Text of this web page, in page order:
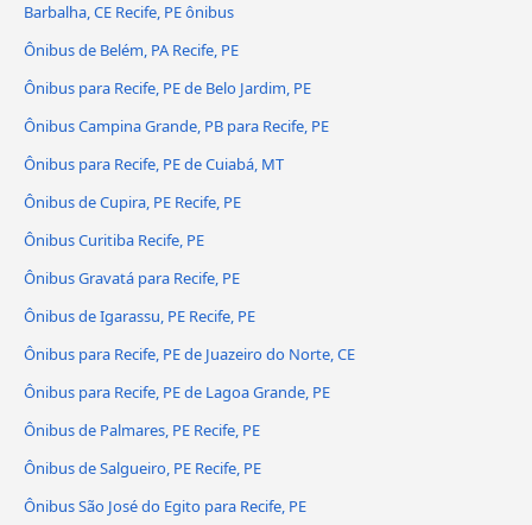
Barbalha, CE Recife, PE ônibus
Ônibus de Belém, PA Recife, PE
Ônibus para Recife, PE de Belo Jardim, PE
Ônibus Campina Grande, PB para Recife, PE
Ônibus para Recife, PE de Cuiabá, MT
Ônibus de Cupira, PE Recife, PE
Ônibus Curitiba Recife, PE
Ônibus Gravatá para Recife, PE
Ônibus de Igarassu, PE Recife, PE
Ônibus para Recife, PE de Juazeiro do Norte, CE
Ônibus para Recife, PE de Lagoa Grande, PE
Ônibus de Palmares, PE Recife, PE
Ônibus de Salgueiro, PE Recife, PE
Ônibus São José do Egito para Recife, PE